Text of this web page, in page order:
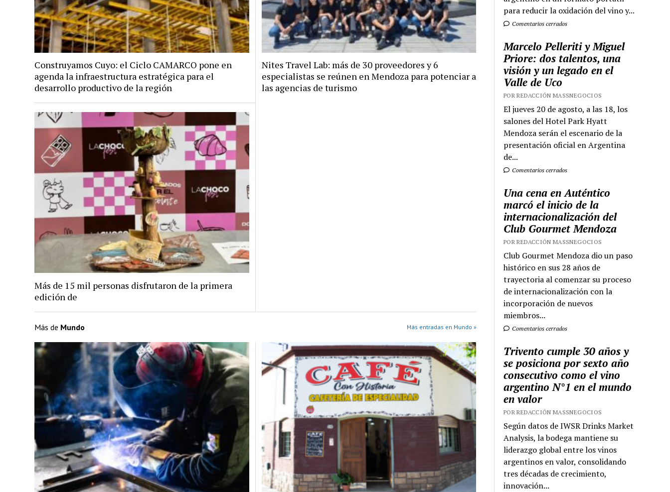
Construyamos Cuyo: el Ciclo CAMARCO pone en
agenda la infraestructura estratégica para el
desarrollo productivo de la región
Nites Travel Lab: más de 30 proveedores y 6
especialistas se reúnen en Mendoza para potenciar a
las agencias de turismo
Más de 15 mil personas disfrutaron de la primera
edición de
Más de Mundo Más entradas en Mundo »
para reducir la oxidación del vino y...
Comentarios cerrados
Marcelo Pelleriti y Miguel
Priore: dos talentos, una
visión y un legado en el
Valle de Uco
POR REDACCIÓN MASSNEGOCIOS
El jueves 20 de agosto, a las 18, los
salones del Hotel Park Hyatt
Mendoza serán el escenario de la
presentación oficial en Argentina
de...
Comentarios cerrados
Una cena en Auténtico
marcó el inicio de la
internacionalización del
Club Gourmet Mendoza
POR REDACCIÓN MASSNEGOCIOS
Club Gourmet Mendoza dio un paso
histórico en sus 28 años de
trayectoria al comenzar su proceso
de internacionalización con la
incorporación de nuevos
miembros...
Comentarios cerrados
Trivento cumple 30 años y
se posiciona por sexto año
consecutivo como el vino
argentino N°1 en el mundo
en valor
POR REDACCIÓN MASSNEGOCIOS
Según datos de IWSR Drinks Market
Analysis, la bodega mantiene su
liderazgo global entre los vinos
argentinos en valor, consolidando
tres décadas de crecimiento,
innovación...